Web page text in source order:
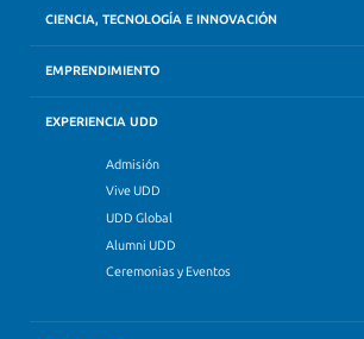
CIENCIA, TECNOLOGÍA E INNOVACIÓN
EMPRENDIMIENTO
EXPERIENCIA UDD
Admisión
Vive UDD
UDD Global
Alumni UDD
Ceremonias y Eventos